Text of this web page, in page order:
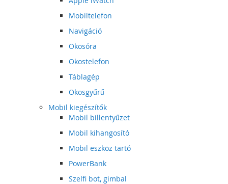
Mobiltelefon
Navigáció
Okosóra
Okostelefon
Táblagép
Okosgyűrű
Mobil kiegészítők
Mobil billentyűzet
Mobil kihangosító
Mobil eszköz tartó
PowerBank
Szelfi bot, gimbal